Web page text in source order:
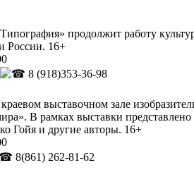
продолжит работу
России. 16+
8 (918)353-36-98
выставочном зале
В рамках выставки
Гойя и другие авторы. 16+
8(861) 262-81-62